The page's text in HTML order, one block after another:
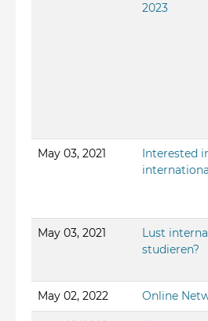
2023
May 03, 2021
Interested
May 03, 2021
Lust
studieren?
May 02, 2022 Online